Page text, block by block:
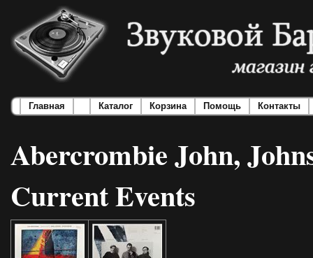
Главная Каталог Корзина Помощь Контакты
Abercrombie John,
Current Events